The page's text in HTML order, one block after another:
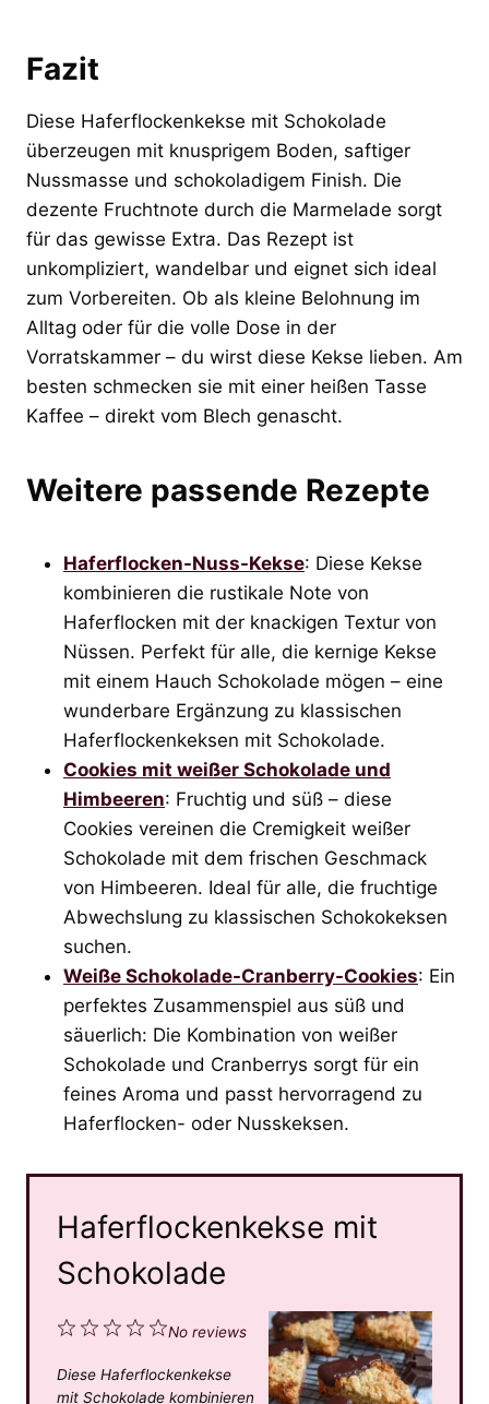
Fazit
Diese Haferflockenkekse mit Schokolade
überzeugen mit knusprigem Boden, saftiger
Nussmasse und schokoladigem Finish. Die
dezente Fruchtnote durch die Marmelade sorgt
für das gewisse Extra. Das Rezept ist
unkompliziert, wandelbar und eignet sich ideal
zum Vorbereiten. Ob als kleine Belohnung im
Alltag oder für die volle Dose in der
Vorratskammer – du wirst diese Kekse lieben. Am
besten schmecken sie mit einer heißen Tasse
Kaffee – direkt vom Blech genascht.
Weitere passende Rezepte
Haferflocken-Nuss-Kekse: Diese Kekse
kombinieren die rustikale Note von
Haferflocken mit der knackigen Textur von
Nüssen. Perfekt für alle, die kernige Kekse
mit einem Hauch Schokolade mögen – eine
wunderbare Ergänzung zu klassischen
Haferflockenkeksen mit Schokolade.
Cookies mit weißer Schokolade und
Himbeeren: Fruchtig und süß – diese
Cookies vereinen die Cremigkeit weißer
Schokolade mit dem frischen Geschmack
von Himbeeren. Ideal für alle, die fruchtige
Abwechslung zu klassischen Schokokeksen
suchen.
Weiße Schokolade-Cranberry-Cookies: Ein
perfektes Zusammenspiel aus süß und
säuerlich: Die Kombination von weißer
Schokolade und Cranberrys sorgt für ein
feines Aroma und passt hervorragend zu
Haferflocken- oder Nusskeksen.
Haferflockenkekse mit
Schokolade
5
t
4
t
3
t
2
t
1
t
No reviews
Diese Haferflockenkekse
mit Schokolade kombinieren